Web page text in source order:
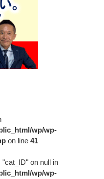
wp/wp-
on line41
on null in
wp/wp-